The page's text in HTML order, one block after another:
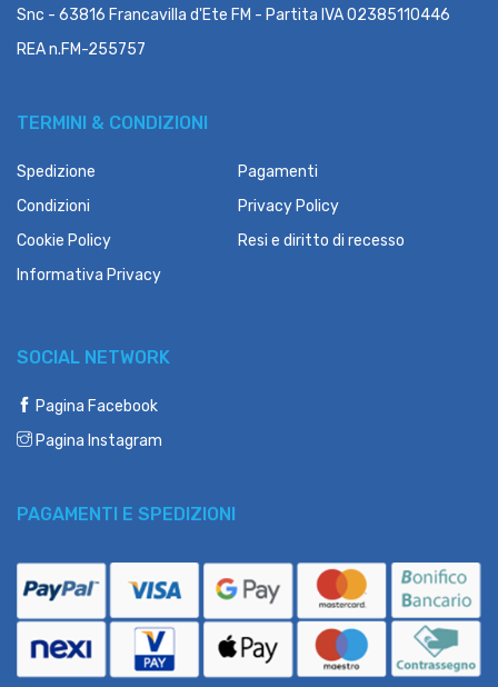
Snc - 63816 Francavilla d'Ete FM - Partita IVA 02385110446
REA n.FM-255757
TERMINI & CONDIZIONI
Spedizione
Pagamenti
Condizioni
Privacy Policy
Cookie Policy
Resi e diritto di recesso
Informativa Privacy
SOCIAL NETWORK
Pagina Facebook
Pagina Instagram
PAGAMENTI E SPEDIZIONI